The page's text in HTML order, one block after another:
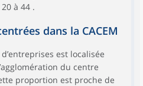
à 44 .
dans la CACEM
est localisée
du centre
proportion est proche de